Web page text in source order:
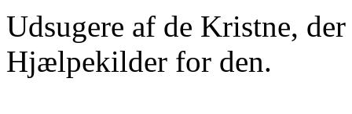
Udsugere af de Kristne,
Hjælpekilder for den.